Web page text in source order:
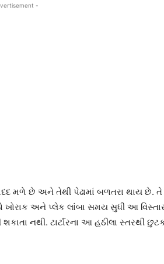
-
મળે છે અને તેથી પેઢામાં બળતરા થાય છે.
અને પ્લેક લાંબા સમય સુધી આ
નથી. ટાર્ટારના આ હઠીલા સ્તરથી